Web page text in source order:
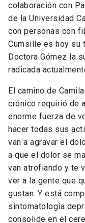
colaboración con
de la Universidad
con personas con
Cumsille es hoy su
Doctora Gómez la
radicada
El camino de
crónico requirió de
enorme fuerza de
hacer todas sus
van a agravar el
a que el dolor se
van atrofiando y te
ver a la gente que
gustan. Y está
sintomatología
consolide en el